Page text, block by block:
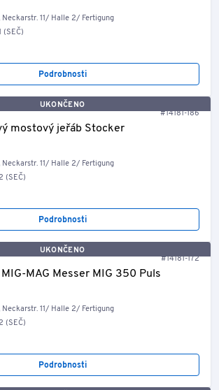
11/ Halle 2/ Fertigung
(SEČ)
Podrobnosti
UKONČENO
#14181-186
mostový jeřáb Stocker
11/ Halle 2/ Fertigung
(SEČ)
Podrobnosti
UKONČENO
#14181-172
MAG Messer MIG 350 Puls
11/ Halle 2/ Fertigung
(SEČ)
Podrobnosti